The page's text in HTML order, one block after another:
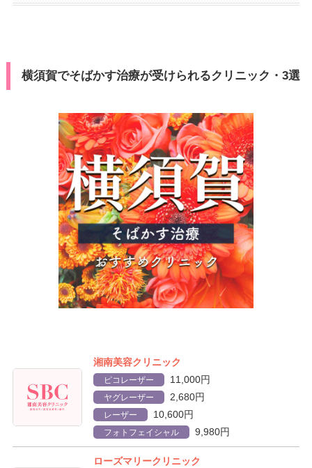
横須賀でそばかす治療が受けられるクリニック・3選
湘南美容クリニック
ピコレーザー 11,000円
ヤグレーザー 2,680円
レーザー 10,600円
フォトフェイシャル 9,980円
ローズマリークリニック